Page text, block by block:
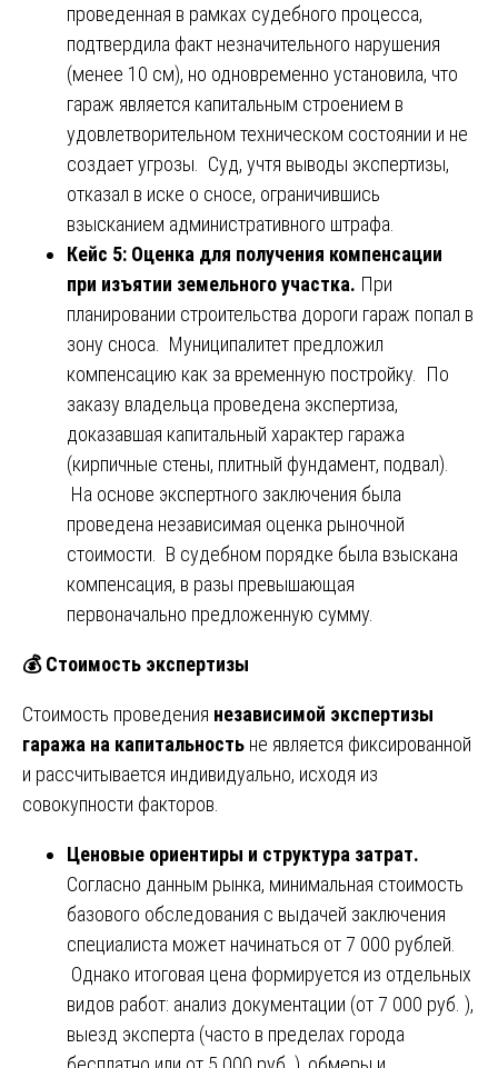
проведенная в рамках судебного процесса,
подтвердила факт незначительного нарушения
(менее 10 см), но одновременно установила, что
гараж является капитальным строением в
удовлетворительном техническом состоянии и не
создает угрозы. Суд, учтя выводы экспертизы,
отказал в иске о сносе, ограничившись
взысканием административного штрафа.
Кейс 5: Оценка для получения компенсации
при изъятии земельного участка. При
планировании строительства дороги гараж попал в
зону сноса. Муниципалитет предложил
компенсацию как за временную постройку. По
заказу владельца проведена экспертиза,
доказавшая капитальный характер гаража
(кирпичные стены, плитный фундамент, подвал).
На основе экспертного заключения была
проведена независимая оценка рыночной
стоимости. В судебном порядке была взыскана
компенсация, в разы превышающая
первоначально предложенную сумму.
💰Стоимость экспертизы
Стоимость проведения независимой экспертизы
гаража на капитальность не является фиксированной
и рассчитывается индивидуально, исходя из
совокупности факторов.
Ценовые ориентиры и структура затрат.
Согласно данным рынка, минимальная стоимость
базового обследования с выдачей заключения
специалиста может начинаться от 7 000 рублей.
Однако итоговая цена формируется из отдельных
видов работ: анализ документации (от 7 000 руб. ),
выезд эксперта (часто в пределах города